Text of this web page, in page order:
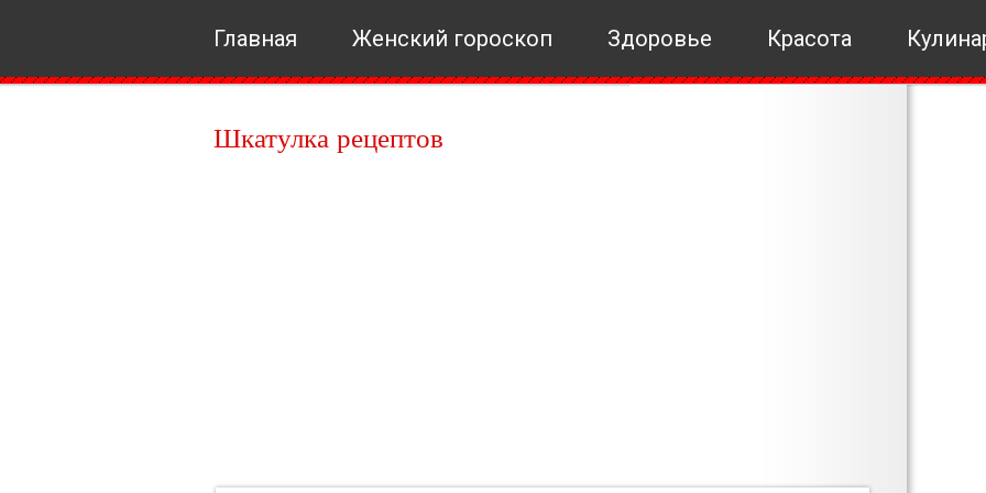
Главная Женский гороскоп Здоровье Красота
Шкатулка рецептов